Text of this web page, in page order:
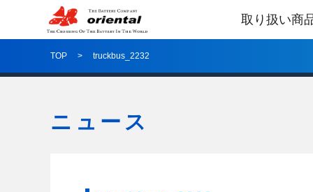
取り扱い商
TOP truckbus_2232
ニュース